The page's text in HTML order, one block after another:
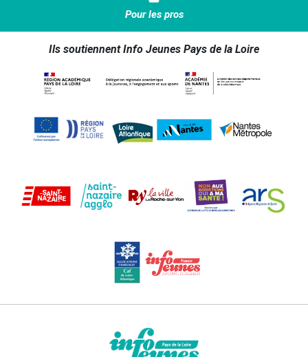
Pour les pros
Ils soutiennent Info Jeunes Pays de la Loire